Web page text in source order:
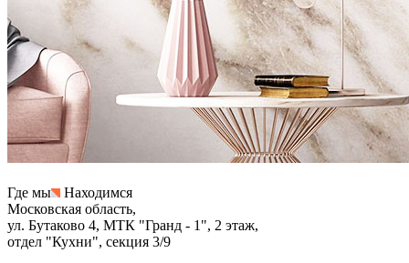
Где мы
Находимся
Московская область,
ул. Бутаково 4, МТК "Гранд - 1", 2 этаж,
отдел "Кухни", секция 3/9